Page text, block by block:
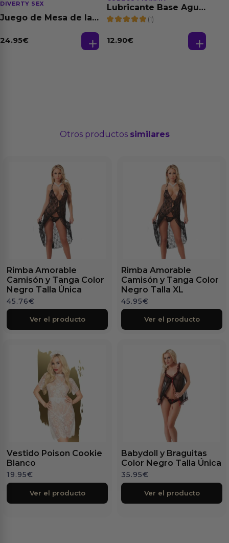
DIVERTY SEX
Juego de Mesa de las
24.95€
Lubricante Base Agua
100% Natural 125 ml
(1)
12.90€
Otros productos similares
Rimba Amorable
Camisón y Tanga Color
Negro Talla Única
45.76€
Ver el producto
Rimba Amorable
Camisón y Tanga Color
Negro Talla XL
45.95€
Ver el producto
Vestido Poison Cookie
Blanco
19.95€
Ver el producto
Babydoll y Braguitas
Color Negro Talla Única
35.95€
Ver el producto